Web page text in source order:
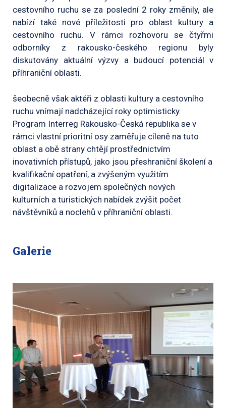
cestovního ruchu se za poslední 2 roky změnily, ale
nabízí také nové příležitosti pro oblast kultury a
cestovního ruchu. V rámci rozhovoru se čtyřmi
odborníky z rakousko-českého regionu byly
diskutovány aktuální výzvy a budoucí potenciál v
příhraniční oblasti.
šeobecně však aktéři z oblasti kultury a cestovního
ruchu vnímají nadcházející roky optimisticky.
Program Interreg Rakousko-Česká republika se v
rámci vlastní prioritní osy zaměřuje cíleně na tuto
oblast a obě strany chtějí prostřednictvím
inovativních přístupů, jako jsou přeshraniční školení a
kvalifikační opatření, a zvýšeným využitím
digitalizace a rozvojem společných nových
kulturních a turistických nabídek zvýšit počet
návštěvníků a noclehů v příhraniční oblasti.
Galerie